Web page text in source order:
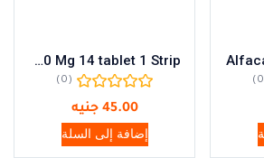
Clarithro 250 Mg 14 tablet 1 Strip
(0)
45.00 جنيه
إضافة إلى السلة